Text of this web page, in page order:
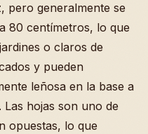
pero generalmente se
80 centímetros, lo que
o claros de
y pueden
leñosa en la base a
Las hojas son uno de
opuestas, lo que